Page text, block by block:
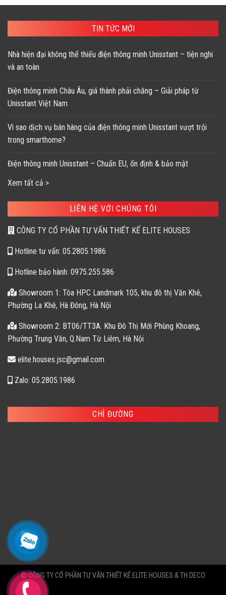
TIN TỨC MỚI
Nhà hiện đại không thể thiếu điện thông minh Unisstant – tiện nghi
và an toàn
Điện thông minh Châu Âu, giá thành phải chăng – Giải pháp từ
Unisstant Việt Nam
Vì sao dịch vụ bán hàng của điện thông minh Unisstant vượt trội
trong smarthome?
Điện thông minh Unisstant – Chuẩn EU, ổn định & bảo mật
Xem tất cả >
LIÊN HỆ VỚI CHÚNG TÔI
CÔNG TY CỔ PHẦN TƯ VẤN THIẾT KẾ ELITE HOUSES
Hotline tư vấn: 05.2805.1986
Hotline bảo hành: 0975.255.586
Showroom 1: Tòa HPC Landmark 105, khu đô thị Văn Khê,
Phường La Khê, Hà Đông, Hà Nội
Showroom 2: BT06/TT3A. Khu Đô Thị Mới Phùng Khoang,
Phường Trung Văn, Q.Nam Từ Liêm, Hà Nội
elite.houses.jsc@gmail.com
Zalo: 05.2805.1986
CHỈ ĐƯỜNG
© CÔNG TY CỔ PHẦN TƯ VẤN THIẾT KẾ ELITE HOUSES & TH DECO